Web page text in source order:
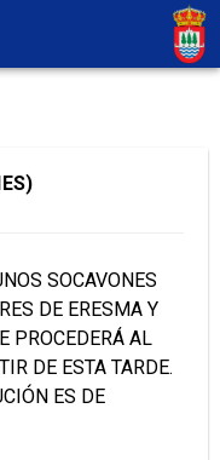
SOCAVONES
DE ERESMA Y
PROCEDERÁ AL
DE ESTA TARDE.
ES DE